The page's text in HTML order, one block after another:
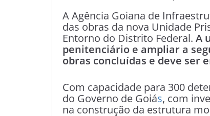
A Agência Goiana de
das obras da nova Unidade
Entorno do Distrito Federal. A
penitenciário e ampliar a
obras concluídas e deve ser
Com capacidade para 300
do Governo de Goiás, com
na construção da estrutura